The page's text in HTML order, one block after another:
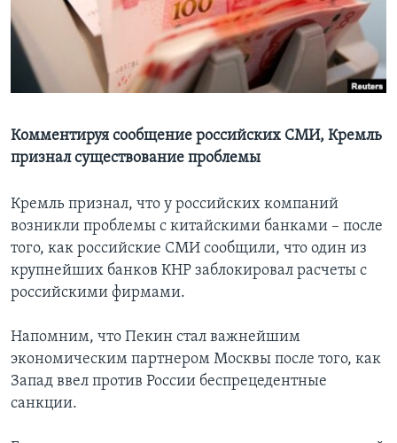
Learning English
СОЦИАЛЬНЫЕ СЕТИ
Языки
Комментируя сообщение российских СМИ, Кремль
признал существование проблемы
Кремль признал, что у российских компаний
возникли проблемы с китайскими банками – после
того, как российские СМИ сообщили, что один из
крупнейших банков КНР заблокировал расчеты с
российскими фирмами.
Напомним, что Пекин стал важнейшим
экономическим партнером Москвы после того, как
Запад ввел против России беспрецедентные
санкции.